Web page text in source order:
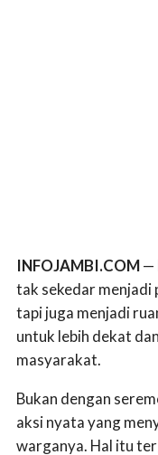
INFOJAMBI.COM—
tak sekedar menjadi
tapi juga menjadi
untuk lebih dekat
masyarakat.
Bukan dengan
aksi nyata yang
warganya. Hal itu